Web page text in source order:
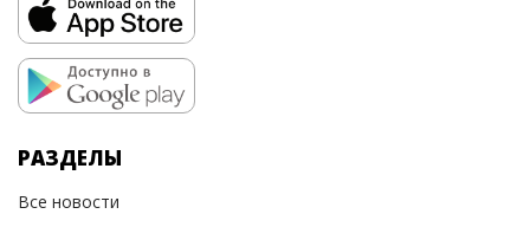
РАЗДЕЛЫ
Все новости